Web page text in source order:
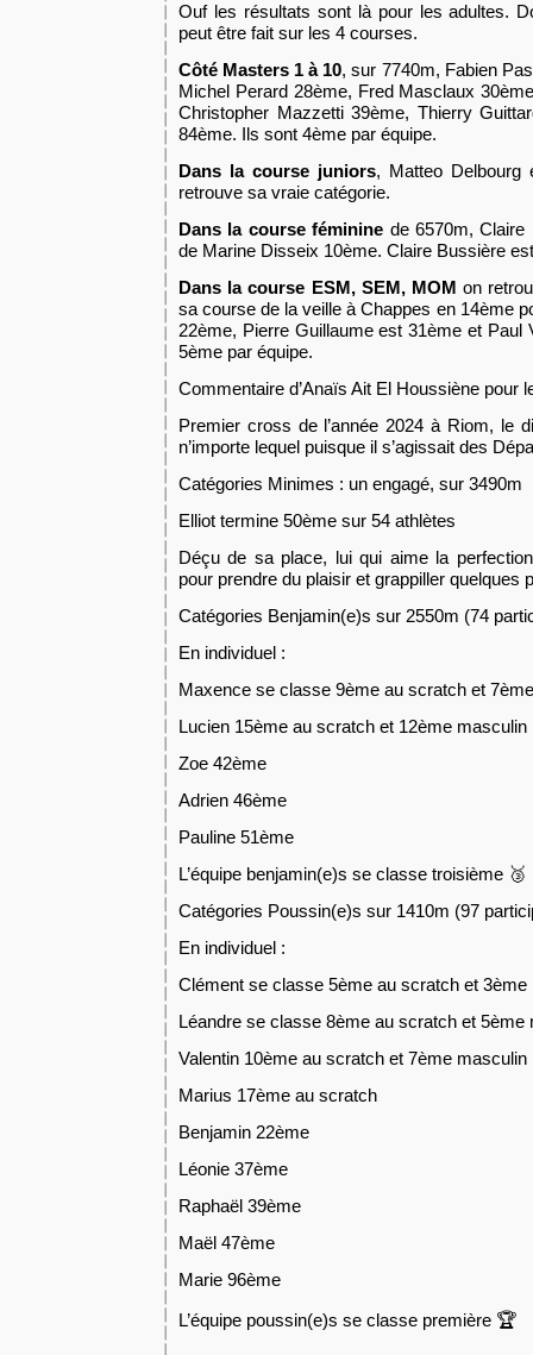
Ouf les résultats sont là pour les adultes.
peut être fait sur les 4 courses.
Côté Masters 1 à 10, sur 7740m, Fabien
Michel Perard 28ème, Fred Masclaux
Christopher Mazzetti 39ème, Thierry
84ème. Ils sont 4ème par équipe.
Dans la course juniors, Matteo Delbourg
retrouve sa vraie catégorie.
Dans la course féminine de 6570m,
de Marine Disseix 10ème. Claire Bussière
Dans la course ESM, SEM, MOM on
sa course de la veille à Chappes en 14ème
22ème, Pierre Guillaume est 31ème et Paul
5ème par équipe.
Commentaire d’Anaïs Ait El Houssiène pour
Premier cross de l’année 2024 à Riom, le
n’importe lequel puisque il s’agissait des
Catégories Minimes : un engagé, sur 3490m
Elliot termine 50ème sur 54 athlètes
Déçu de sa place, lui qui aime la
pour prendre du plaisir et grappiller quelques
Catégories Benjamin(e)s sur 2550m (74
En individuel :
Maxence se classe 9ème au scratch et
Lucien 15ème au scratch et 12ème masculin
Zoe 42ème
Adrien 46ème
Pauline 51ème
L’équipe benjamin(e)s se classe troisième 🥉
Catégories Poussin(e)s sur 1410m (97
En individuel :
Clément se classe 5ème au scratch et 3ème
Léandre se classe 8ème au scratch et
Valentin 10ème au scratch et 7ème masculin
Marius 17ème au scratch
Benjamin 22ème
Léonie 37ème
Raphaël 39ème
Maël 47ème
Marie 96ème
L’équipe poussin(e)s se classe première 🏆